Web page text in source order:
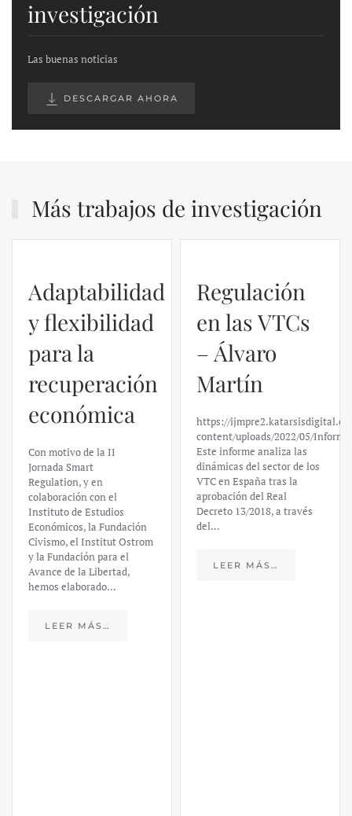
investigación
Las buenas noticias
DESCARGAR AHORA
Más trabajos de investigación
Adaptabilidad
y flexibilidad
para la
recuperación
económica
Con motivo de la II
Jornada Smart
Regulation, y en
colaboración con el
Instituto de Estudios
Económicos, la Fundación
Civismo, el Institut Ostrom
y la Fundación para el
Avance de la Libertad,
hemos elaborado…
LEER MÁS…
Regulación
en las VTCs
– Álvaro
Martín
https://
content/uploads/2022/05/
Este informe analiza las
dinámicas del sector de los
VTC en España tras la
aprobación del Real
Decreto 13/2018, a través
del…
LEER MÁS…